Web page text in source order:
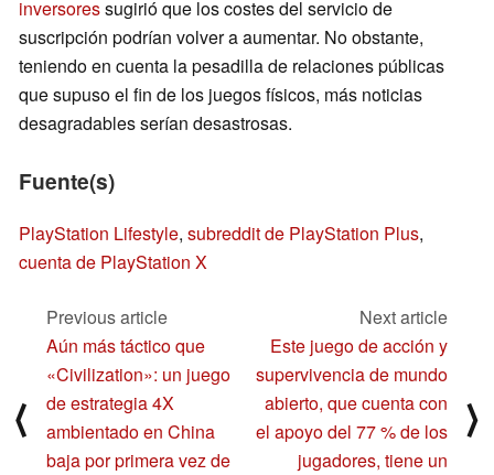
inversoressugirió que los costes del servicio de
suscripción podrían volver a aumentar. No obstante,
teniendo en cuenta la pesadilla de relaciones públicas
que supuso el fin de los juegos físicos, más noticias
desagradables serían desastrosas.
Fuente(s)
PlayStation Lifestyle, subreddit de PlayStation Plus,
cuenta de PlayStation X
⟨
Previous article
Aún más táctico que
«Civilization»: un juego
de estrategia 4X
ambientado en China
baja por primera vez de
Next article
Este juego de acción y
supervivencia de mundo
abierto, que cuenta con
el apoyo del 77 % de los
jugadores, tiene un
⟩